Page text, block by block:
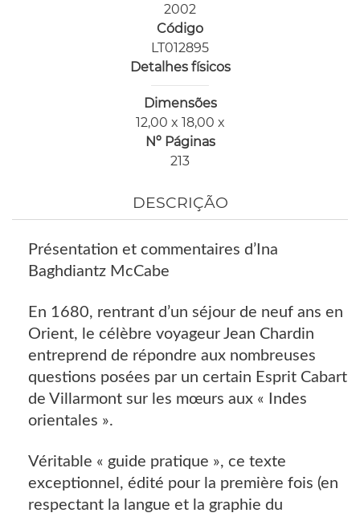
2002
Código
LT012895
Detalhes físicos
Dimensões
12,00 x 18,00 x
Nº Páginas
213
DESCRIÇÃO
Présentation et commentaires d’Ina
Baghdiantz McCabe
En 1680, rentrant d’un séjour de neuf ans en
Orient, le célèbre voyageur Jean Chardin
entreprend de répondre aux nombreuses
questions posées par un certain Esprit Cabart
de Villarmont sur les mœurs aux « Indes
orientales ».
Véritable « guide pratique », ce texte
exceptionnel, édité pour la première fois (en
respectant la langue et la graphie du